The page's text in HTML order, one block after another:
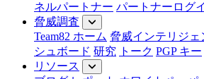
ネルパートナー パートナーログ
脅威調査
Team82 ホーム 脅威インテリジェ
シュボード 研究 トーク PGP キー
リソース